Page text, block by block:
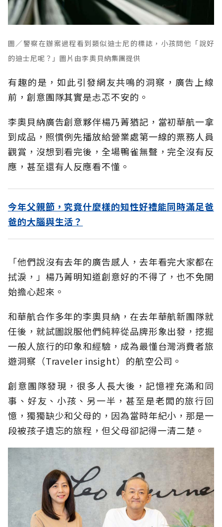
圖／警察在辦案過程看到類似迪士尼的標誌，小孩問他「說好
的迪士尼呢？」圖片由李奧貝納集團提供
有趣的是，如此引發網友共鳴的洞察，廣告上線
前，創意團隊其實是忐忑不安的。
李奧貝納廣告創意夥伴楊乃菁猶記，當初華航一拿
到成品，照慣例先播放給營業處第一線的票務人員
觀賞，沒想到看完後，全場鴨雀無聲，完全沒有反
應，甚至還有人反應看不懂。
今年父親節，究竟什麼樣的知性好禮能同時滿足爸
爸的大腦與生活？
「他們說沒有去年的廣告感人，去年看完大家都在
拭淚，」楊乃菁明知道創意好的不得了，也不免開
始擔心起來。
和華航合作多年的李奧貝納，在去年華航新團隊就
任後，就試圖說服他們純粹從品牌形象出發，挖掘
一般人旅行的印象和經驗，成為最懂台灣消費者旅
遊洞察（Traveler insight）的航空公司。
創意團隊發現，很多人長大後，記憶裡充滿和同
事、好友、小孩、另一半，甚至是老闆的旅行回
憶，獨獨缺少和父母的，因為當時年紀小，那是一
段被孩子遺忘的旅程，但父母卻記得一清二楚。